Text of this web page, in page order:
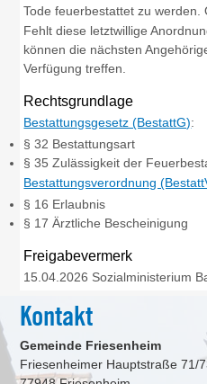
Tode feuerbestattet zu werden.
Fehlt diese letztwillige
können die nächsten
Verfügung treffen.
Rechtsgrundlage
Bestattungsgesetz (BestattG):
§ 32 Bestattungsart
§ 35 Zulässigkeit der
Bestattungsverordnung
§ 16 Erlaubnis
§ 17 Ärztliche Bescheinigung
Freigabevermerk
15.04.2026 Sozialministerium
Kontakt
Gemeinde Friesenheim
Friesenheimer Hauptstraße 71/